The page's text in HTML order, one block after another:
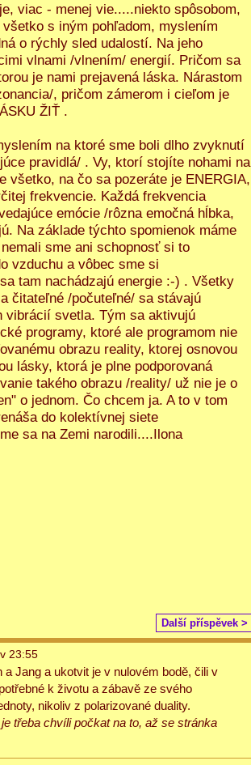
viac - menej vie.....niekto spôsobom,
s iným pohľadom, myslením
o rýchly sled udalostí. Na jeho
vlnami /vlnením/ energií. Pričom sa
je nami prejavená láska. Nárastom
, pričom zámerom i cieľom je
ŽIŤ .
na ktoré sme boli dlho zvyknutí
pravidlá/ . Vy, ktorí stojíte nohami na
všetko, na čo sa pozeráte je ENERGIA,
frekvencie. Každá frekvencia
emócie /rôzna emočná hĺbka,
Na základe týchto spomienok máme
sme ani schopnosť si to
vzduchu a vôbec sme si
tam nachádzajú energie :-) . Všetky
čitateľné /počuteľné/ sa stávajú
vibrácií svetla. Tým sa aktivujú
programy, ktoré ale programom nie
obrazu reality, ktorej osnovou
lásky, ktorá je plne podporovaná
takého obrazu /reality/ už nie je o
o jednom. Čo chcem ja. A to v tom
do kolektívnej siete
sa na Zemi narodili....Ilona
Další příspěvek >
23:55
Jang a ukotvit je v nulovém bodě, čili v
k životu a zábavě ze svého
nikoliv z polarizované duality.
třeba chvíli počkat na to, až se stránka